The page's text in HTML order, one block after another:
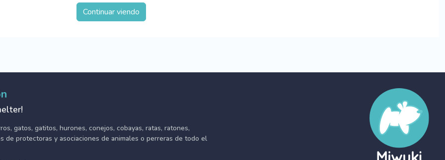
Continuar viendo
gatos, gatitos, hurones, conejos, cobayas, ratas, ratones,
de protectoras y asociaciones de animales o perreras de todo el